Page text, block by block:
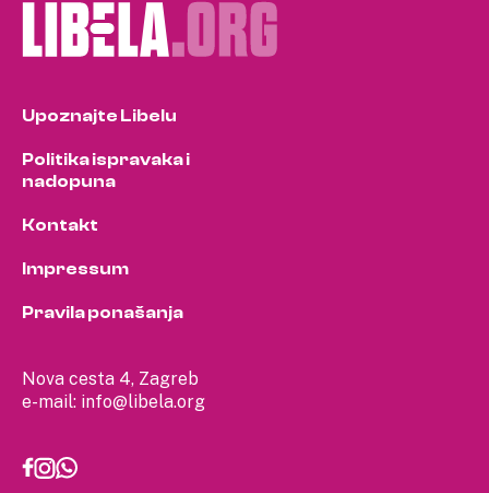
Nova cesta 4, Zagreb
e-mail: info@libela.org
Upoznajte Libelu
Politika ispravaka i
nadopuna
Kontakt
Impressum
Pravila ponašanja